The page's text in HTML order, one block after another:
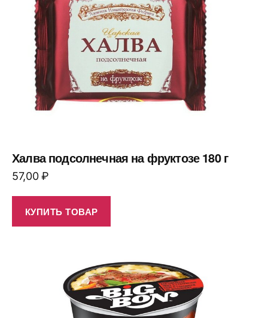
Халва подсолнечная на фруктозе 180 г
57,00₽
КУПИТЬ ТОВАР